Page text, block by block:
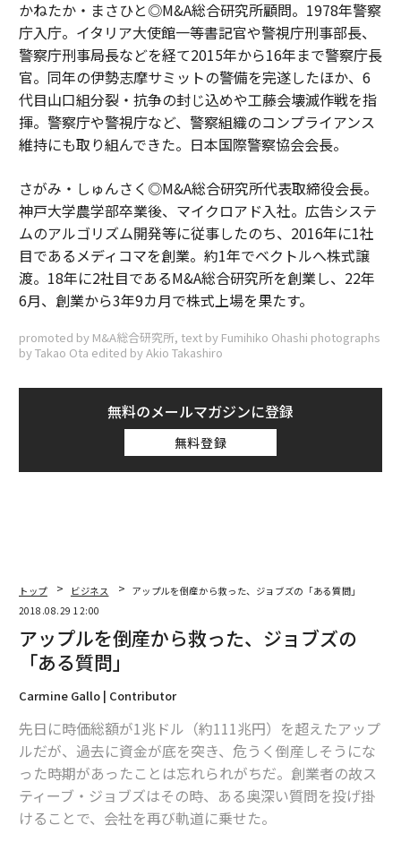
かねたか・まさひと◎M&A総合研究所顧問。1978年警察
庁入庁。イタリア大使館一等書記官や警視庁刑事部長、
警察庁刑事局長などを経て2015年から16年まで警察庁長
官。同年の伊勢志摩サミットの警備を完遂したほか、6
代目山口組分裂・抗争の封じ込めや工藤会壊滅作戦を指
揮。警察庁や警視庁など、警察組織のコンプライアンス
維持にも取り組んできた。日本国際警察協会会長。
さがみ・しゅんさく◎M&A総合研究所代表取締役会長。
神戸大学農学部卒業後、マイクロアド入社。広告システ
ムのアルゴリズム開発等に従事したのち、2016年に1社
目であるメディコマを創業。約1年でベクトルへ株式譲
渡。18年に2社目であるM&A総合研究所を創業し、22年
6月、創業から3年9カ月で株式上場を果たす。
promoted by M&A総合研究所, text by Fumihiko Ohashi photographs
by Takao Ota edited by Akio Takashiro
無料のメールマガジンに登録
無料登録
トップ ビジネス
アップルを倒産から救った、ジョブズの「ある質問」
2018.08.29 12:00
アップルを倒産から救った、ジョブズの
「ある質問」
Carmine Gallo | Contributor
先日に時価総額が1兆ドル（約111兆円）を超えたアップ
ルだが、過去に資金が底を突き、危うく倒産しそうにな
った時期があったことは忘れられがちだ。創業者の故ス
ティーブ・ジョブズはその時、ある奥深い質問を投げ掛
けることで、会社を再び軌道に乗せた。